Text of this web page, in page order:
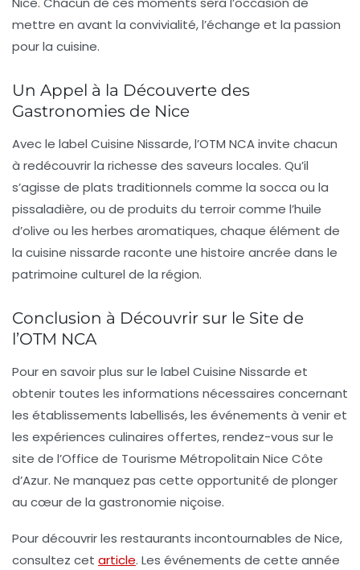
mettre en avant la convivialité, l’échange et la passion
pour la cuisine.
Un Appel à la Découverte des
Gastronomies de Nice
Avec le label Cuisine Nissarde, l’OTM NCA invite chacun
à redécouvrir la richesse des saveurs locales. Qu’il
s’agisse de plats traditionnels comme la socca ou la
pissaladière, ou de produits du terroir comme l’huile
d’olive ou les herbes aromatiques, chaque élément de
la cuisine nissarde raconte une histoire ancrée dans le
patrimoine culturel de la région.
Conclusion à Découvrir sur le Site de
l’OTM NCA
Pour en savoir plus sur le label Cuisine Nissarde et
obtenir toutes les informations nécessaires concernant
les établissements labellisés, les événements à venir et
les expériences culinaires offertes, rendez-vous sur le
site de l’Office de Tourisme Métropolitain Nice Côte
d’Azur. Ne manquez pas cette opportunité de plonger
au cœur de la gastronomie niçoise.
Pour découvrir les restaurants incontournables de Nice,
consultez cet article. Les événements de cette année